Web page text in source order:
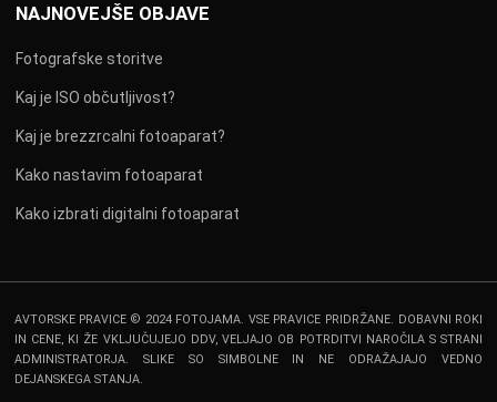
NAJNOVEJŠE OBJAVE
Fotografske storitve
Kaj je ISO občutljivost?
Kaj je brezzrcalni fotoaparat?
Kako nastavim fotoaparat
Kako izbrati digitalni fotoaparat
AVTORSKE PRAVICE © 2024 FOTOJAMA. VSE PRAVICE PRIDRŽANE. DOBAVNI ROKI
IN CENE, KI ŽE VKLJUČUJEJO DDV, VELJAJO OB POTRDITVI NAROČILA S STRANI
ADMINISTRATORJA. SLIKE SO SIMBOLNE IN NE ODRAŽAJAJO VEDNO
DEJANSKEGA STANJA.